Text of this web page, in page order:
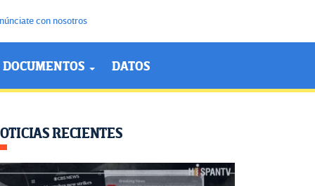
con nosotros
DOCUMENTOS DATOS
RECIENTES